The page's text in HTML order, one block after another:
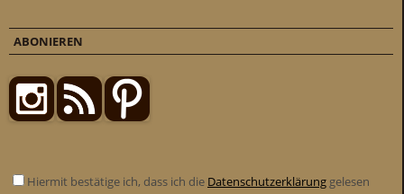
ABONIEREN
Hiermit bestätige ich, dass ich die Datenschutzerklärung gelesen